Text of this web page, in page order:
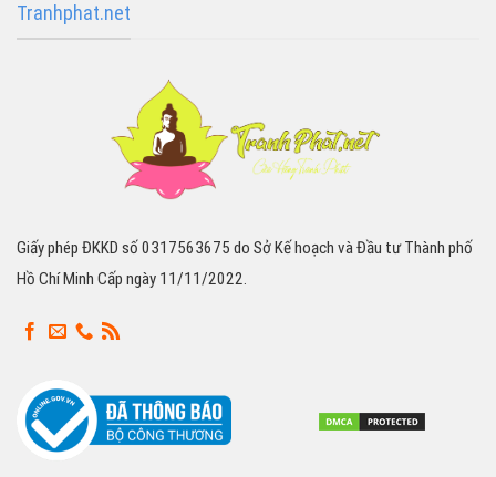
Tranhphat.net
Giấy phép ĐKKD số 0317563675 do Sở Kế hoạch và Đầu tư Thành phố
Hồ Chí Minh Cấp ngày 11/11/2022.